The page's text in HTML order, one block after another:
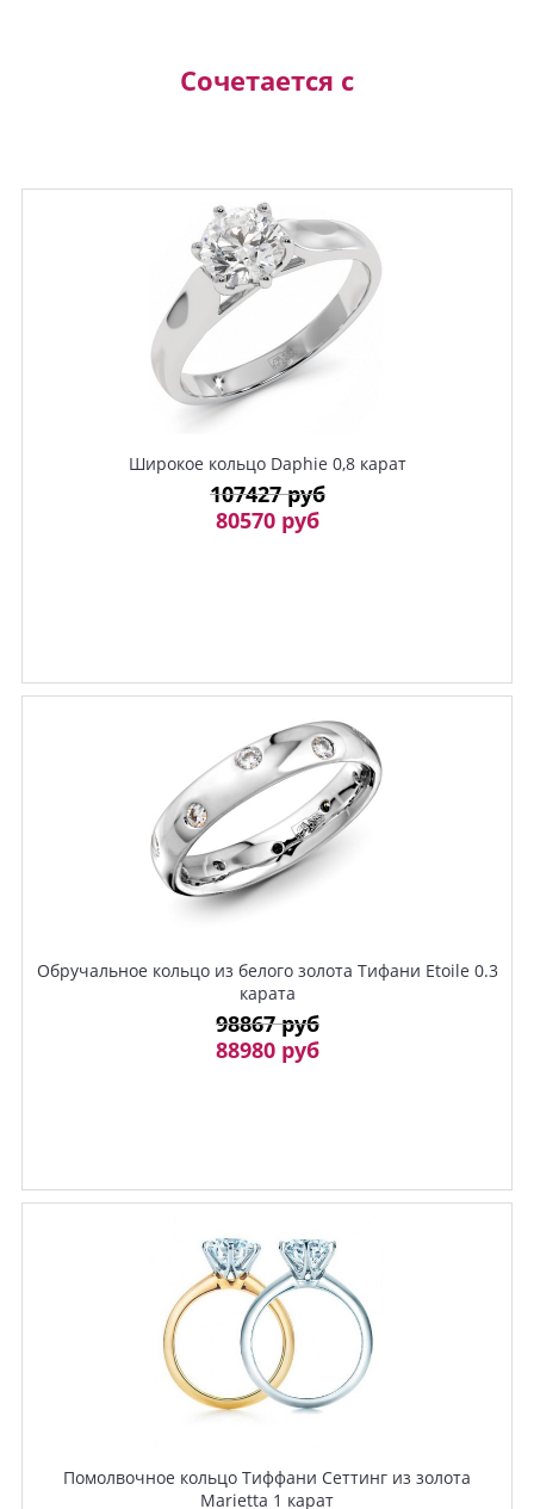
Сочетается с
Широкое кольцо Daphie 0,8 карат
107427 руб
80570 руб
Обручальное кольцо из белого золота Тифани Etoile 0.3
карата
98867 руб
88980 руб
Помолвочное кольцо Тиффани Сеттинг из золота
Marietta 1 карат